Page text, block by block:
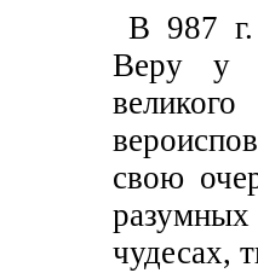
В 987 г.
Веру у
свою
разумных
чудесах,